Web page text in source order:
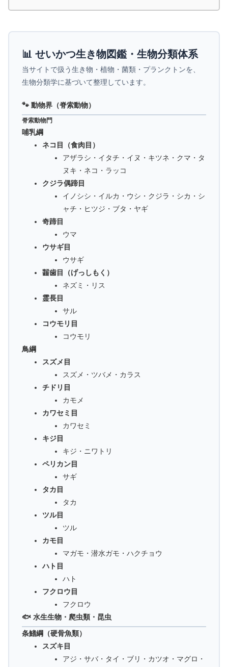
📊 せいかつ生き物図鑑・生物分類体系
当サイトで扱う生き物・植物・菌類・プランクトンを、
生物分類学に基づいて整理しています。
🐾 動物界（脊索動物）
脊索動物門
哺乳綱
ネコ目（食肉目）
アザラシ・イタチ・イヌ・キツネ・クマ・タ
ヌキ・ネコ・ラッコ
クジラ偶蹄目
イノシシ・イルカ・ウシ・クジラ・シカ・シ
ャチ・ヒツジ・ブタ・ヤギ
奇蹄目
ウマ
ウサギ目
ウサギ
齧歯目（げっしもく）
ネズミ・リス
霊長目
サル
コウモリ目
コウモリ
鳥綱
スズメ目
スズメ・ツバメ・カラス
チドリ目
カモメ
カワセミ目
カワセミ
キジ目
キジ・ニワトリ
ペリカン目
サギ
タカ目
タカ
ツル目
ツル
カモ目
マガモ・潜水ガモ・ハクチョウ
ハト目
ハト
フクロウ目
フクロウ
🐟 水生生物・爬虫類・昆虫
条鰭綱（硬骨魚類）
スズキ目
アジ・サバ・タイ・ブリ・カツオ・マグロ・